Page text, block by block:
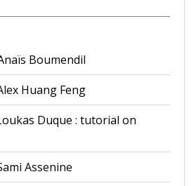
Boumendil
Huang Feng
Duque : tutorial on
Assenine